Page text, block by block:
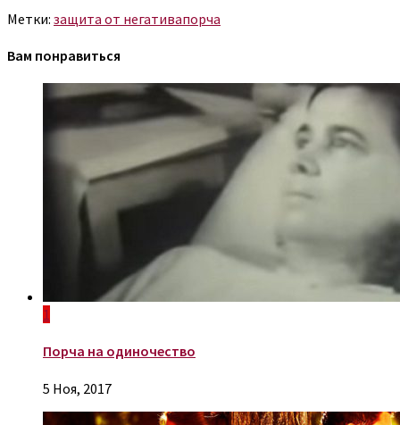
Метки: защита от негативапорча
Вам понравиться
1
Порча на одиночество
5 Ноя, 2017